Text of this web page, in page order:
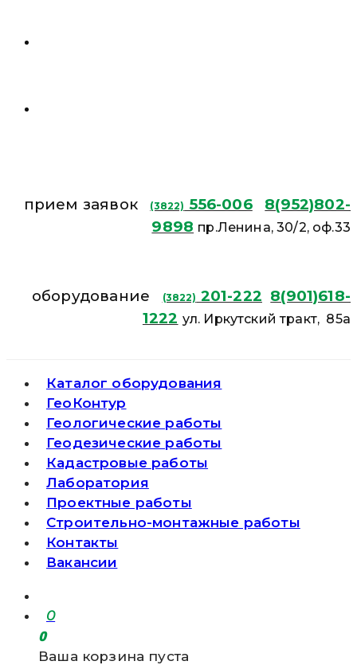
прием заявок (3822) 556-006
8(952)802-
9898 пр.Ленина, 30/2, оф.33
оборудование (3822) 201-222 8(901)618-
1222 ул. Иркутский тракт, 85а
Каталог оборудования
ГеоКонтур
Геологические работы
Геодезические работы
Кадастровые работы
Лаборатория
Проектные работы
Строительно-монтажные работы
Контакты
Вакансии
0
0
Ваша корзина пуста